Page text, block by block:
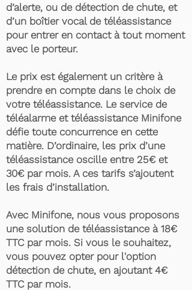
d’alerte, ou de détection de chute, et
d’un boîtier vocal de téléassistance
pour entrer en contact à tout moment
avec le porteur.
Le prix est également un critère à
prendre en compte dans le choix de
votre téléassistance. Le service de
téléalarme et téléassistance Minifone
défie toute concurrence en cette
matière. D’ordinaire, les prix d’une
téléassistance oscille entre 25€ et
30€ par mois. A ces tarifs s’ajoutent
les frais d’installation.
Avec Minifone, nous vous proposons
une solution de téléassistance à 18€
TTC par mois. Si vous le souhaitez,
vous pouvez opter pour l'option
détection de chute, en ajoutant 4€
TTC par mois.